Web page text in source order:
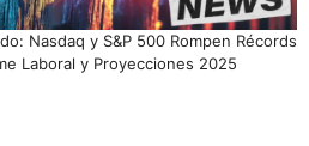
Nasdaq y S&P 500 Rompen Récords
Laboral y Proyecciones 2025